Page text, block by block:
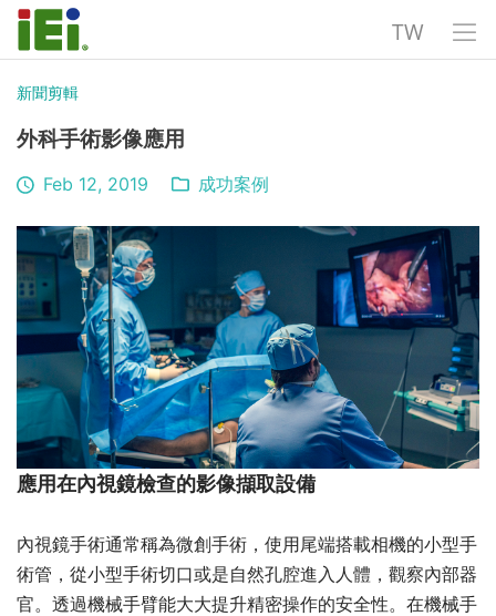
TW
新聞剪輯
外科手術影像應用
Feb 12, 2019 成功案例
應用在內視鏡檢查的影像擷取設備
內視鏡手術通常稱為微創手術，使用尾端搭載相機的小型手
術管，從小型手術切口或是自然孔腔進入人體，觀察內部器
官。透過機械手臂能大大提升精密操作的安全性。在機械手